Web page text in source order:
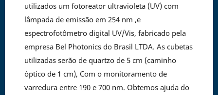
utilizados um fotoreator ultravioleta (UV) com
lâmpada de emissão em 254 nm ,e
espectrofotômetro digital UV/Vis, fabricado pela
empresa Bel Photonics do Brasil LTDA. As cubetas
utilizadas serão de quartzo de 5 cm (caminho
óptico de 1 cm), Com o monitoramento de
varredura entre 190 e 700 nm. Obtemos ajuda do